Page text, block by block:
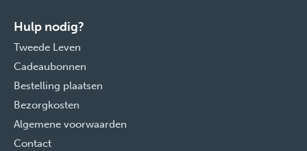
Hulp nodig?
Tweede Leven
Cadeaubonnen
Bestelling plaatsen
Bezorgkosten
Algemene voorwaarden
Contact